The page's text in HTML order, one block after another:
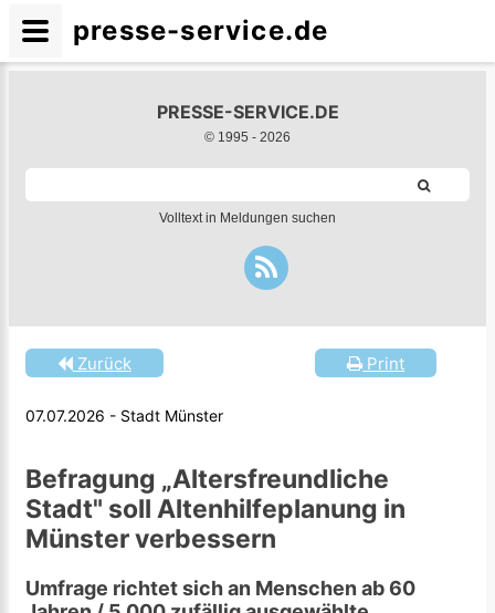
PRESSE-SERVICE.DE
© 1995 - 2026
Volltext in Meldungen suchen
Print
Zurück
07.07.2026 - Stadt Münster
Befragung „Altersfreundliche
Stadt" soll Altenhilfeplanung in
Münster verbessern
Umfrage richtet sich an Menschen ab 60
presse-service.de